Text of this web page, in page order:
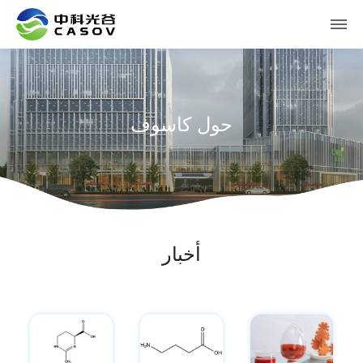
حول كاسوف
أخبار